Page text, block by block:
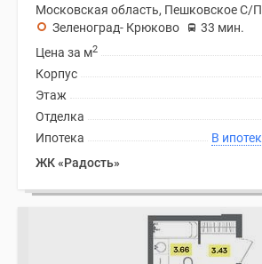
Московская область, Пешковское С/П
Зеленоград- Крюково
33 мин.
Цена за м2
Корпус
Этаж
Отделка
Ипотека
ЖК «Радость»